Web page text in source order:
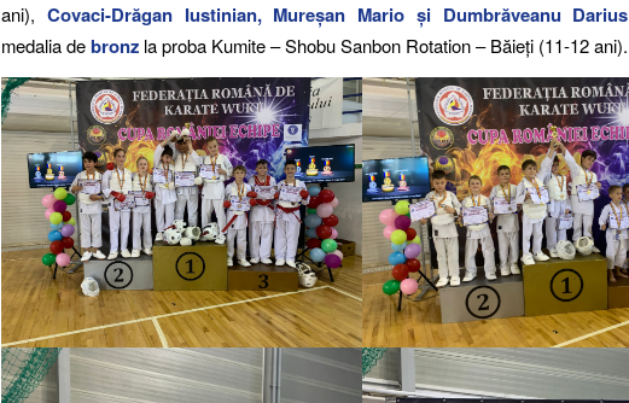
ani), Covaci-Drăgan Iustinian, Mureșan Mario și Dumbrăveanu Darius
medalia debronz la proba Kumite – Shobu Sanbon Rotation – Băieți (11-12 ani).